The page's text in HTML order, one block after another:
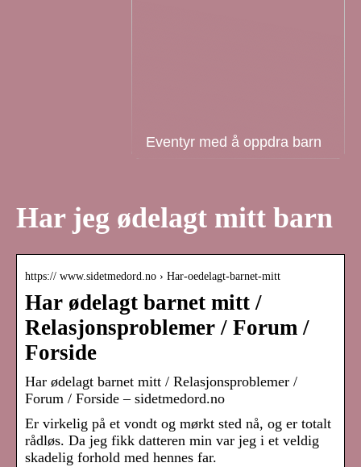
Eventyr med å oppdra barn
Har jeg ødelagt mitt barn
https:// www.sidetmedord.no › Har-oedelagt-barnet-mitt
Har ødelagt barnet mitt /
Relasjonsproblemer / Forum /
Forside
Har ødelagt barnet mitt / Relasjonsproblemer /
Forum / Forside – sidetmedord.no
Er virkelig på et vondt og mørkt sted nå, og er totalt
rådløs. Da jeg fikk datteren min var jeg i et veldig
skadelig forhold med hennes far.